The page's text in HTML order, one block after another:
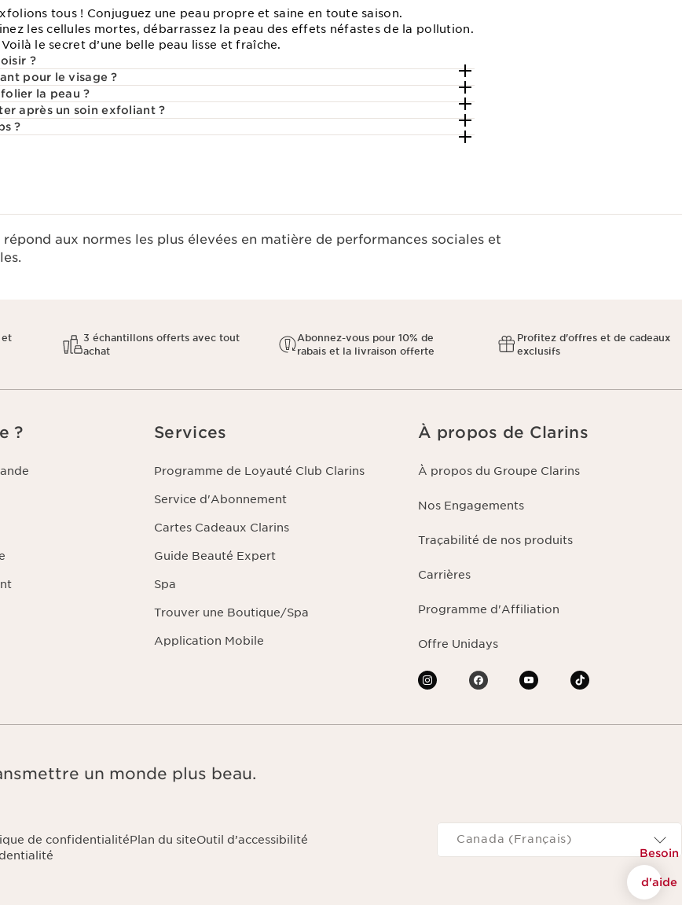
tous ! Conjuguez une peau propre et saine en toute saison.
les cellules mortes, débarrassez la peau des effets néfastes de la pollution.
le secret d’une belle peau lisse et fraîche.
?
pour le visage ?
la peau ?
après un soin exfoliant ?
?
Besoin
d'aide
aux normes les plus élevées en matière de performances sociales et
et
3 échantillons offerts avec tout
achat
Abonnez-vous pour 10% de
rabais et la livraison offerte
Profitez d'offres et de cadeaux
exclusifs
? Services
Programme de Loyauté Club Clarins
Service d'Abonnement
Cartes Cadeaux Clarins
Guide Beauté Expert
Spa
Trouver une Boutique/Spa
Application Mobile
À propos de Clarins
À propos du Groupe Clarins
Nos Engagements
Traçabilité de nos produits
Carrières
Programme d'Affiliation
Offre Unidays
un monde plus beau.
de confidentialitéPlan du siteOutil d’accessibilité
Navigates to
Canada (Français)